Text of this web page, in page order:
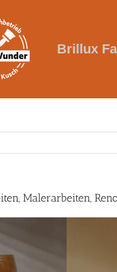
Brillux
Malerarbeiten,